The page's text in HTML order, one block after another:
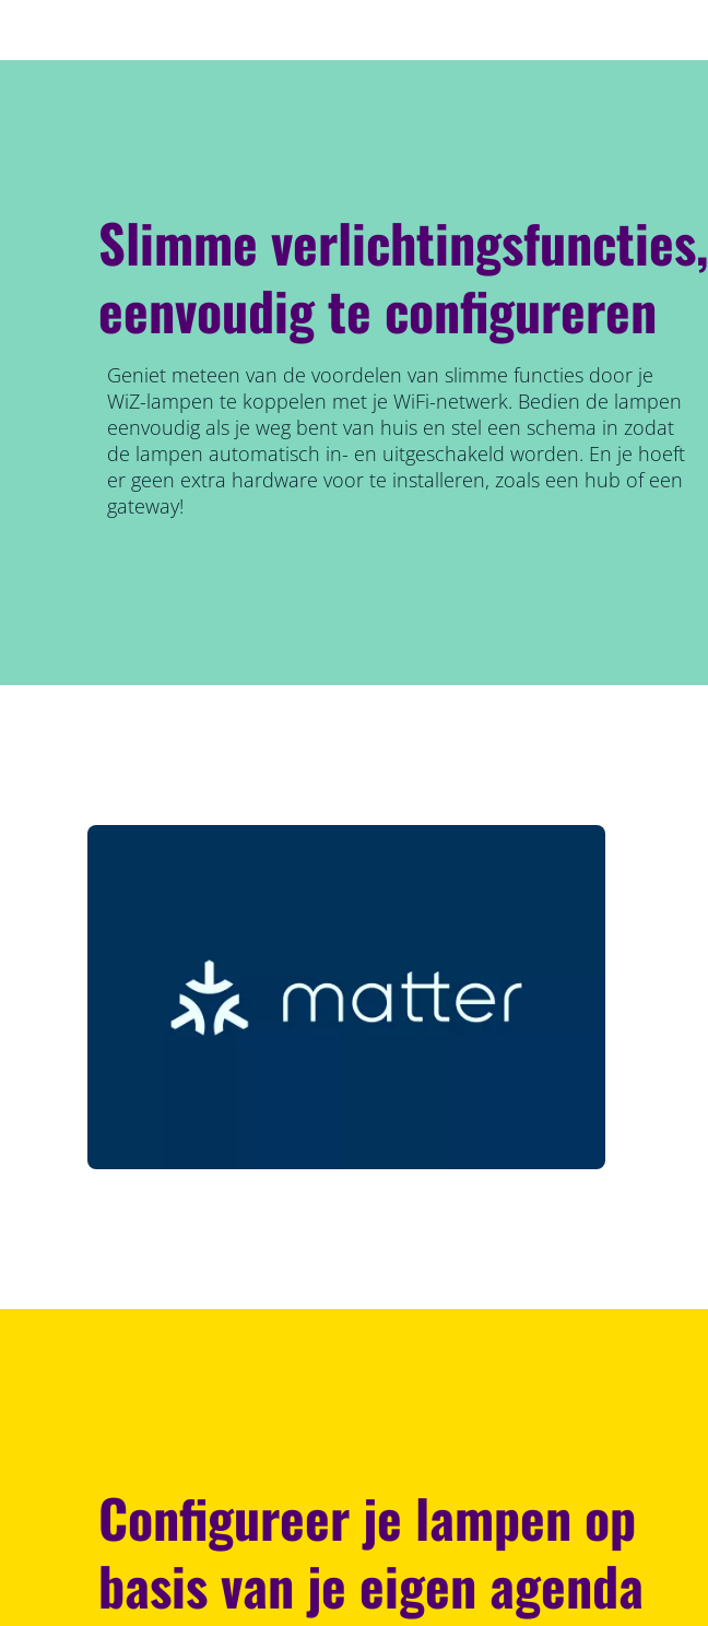
Slimme verlichtingsfuncties,
eenvoudig te configureren
Geniet meteen van de voordelen van slimme functies door je
WiZ-lampen te koppelen met je WiFi-netwerk. Bedien de lampen
eenvoudig als je weg bent van huis en stel een schema in zodat
de lampen automatisch in- en uitgeschakeld worden. En je hoeft
er geen extra hardware voor te installeren, zoals een hub of een
gateway!
Configureer je lampen op
basis van je eigen agenda